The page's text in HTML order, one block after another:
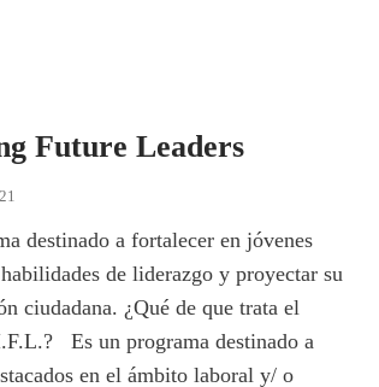
Future Leaders
destinado a fortalecer en jóvenes
de liderazgo y proyectar su
ciudadana. ¿Qué de que trata el
Es un programa destinado a
en el ámbito laboral y/ o